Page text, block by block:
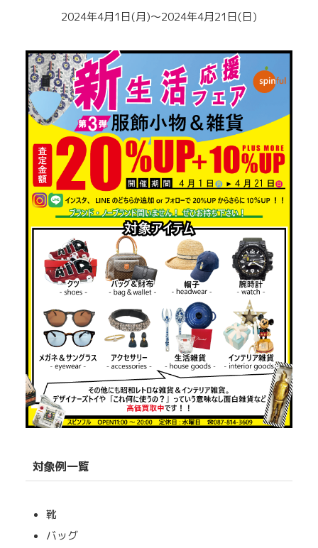
2024年4月1日(月)～2024年4月21日(日)
対象例一覧
靴
バッグ